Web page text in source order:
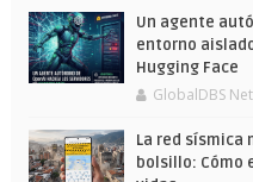
Wars
verano
Un agente
entorno
Hugging Face
GlobalDBS
La red sísmica
bolsillo: Cómo